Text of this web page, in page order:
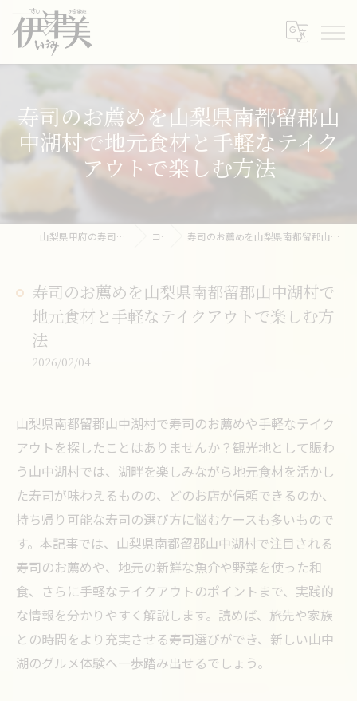
寿司のお薦めを山梨県南都留郡山
中湖村で地元食材と手軽なテイク
アウトで楽しむ方法
山梨県甲府の寿司ならすし・うまいもの処 伊津美 コラム 寿司のお薦めを山梨県南都留郡山中湖村で地元食材と手軽なテイクアウトで楽しむ方法
寿司のお薦めを山梨県南都留郡山中湖村で
地元食材と手軽なテイクアウトで楽しむ方
法
2026/02/04
山梨県南都留郡山中湖村で寿司のお薦めや手軽なテイク
アウトを探したことはありませんか？観光地として賑わ
う山中湖村では、湖畔を楽しみながら地元食材を活かし
た寿司が味わえるものの、どのお店が信頼できるのか、
持ち帰り可能な寿司の選び方に悩むケースも多いもので
す。本記事では、山梨県南都留郡山中湖村で注目される
寿司のお薦めや、地元の新鮮な魚介や野菜を使った和
食、さらに手軽なテイクアウトのポイントまで、実践的
な情報を分かりやすく解説します。読めば、旅先や家族
との時間をより充実させる寿司選びができ、新しい山中
湖のグルメ体験へ一歩踏み出せるでしょう。